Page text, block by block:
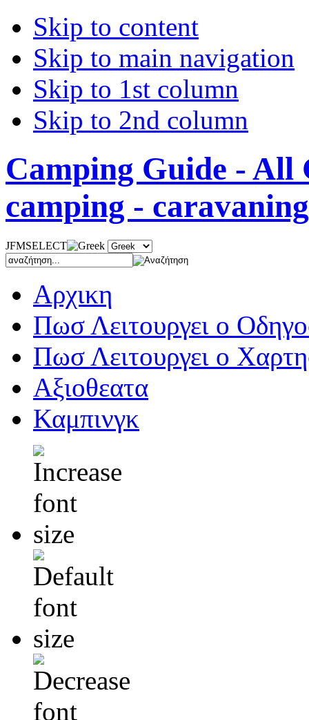
Skip to content
Skip to main navigation
Skip to 1st column
Skip to 2nd column
Camping Guide - All
camping - caravaning
JFMSELECT
Αρχικη
Πωσ Λειτουργει ο
Πωσ Λειτουργει ο
Αξιοθεατα
Καμπινγκ